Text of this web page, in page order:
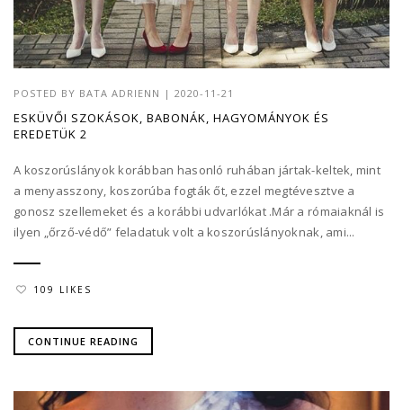
POSTED BY BATA ADRIENN | 2020-11-21
ESKÜVŐI SZOKÁSOK, BABONÁK, HAGYOMÁNYOK ÉS
EREDETÜK 2
A koszorúslányok korábban hasonló ruhában jártak-keltek, mint
a menyasszony, koszorúba fogták őt, ezzel megtévesztve a
gonosz szellemeket és a korábbi udvarlókat .Már a rómaiaknál is
ilyen „őrző-védő” feladatuk volt a koszorúslányoknak, ami...
109 LIKES
CONTINUE READING